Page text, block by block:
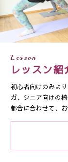
Lesson
レッスン紹
初心者向けのみよ
ガ、シニア向けの
都合に合わせて、